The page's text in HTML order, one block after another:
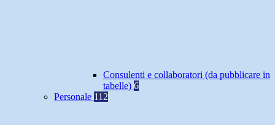
Consulenti e collaboratori (da pubblicare in
tabelle) 6
Personale 112